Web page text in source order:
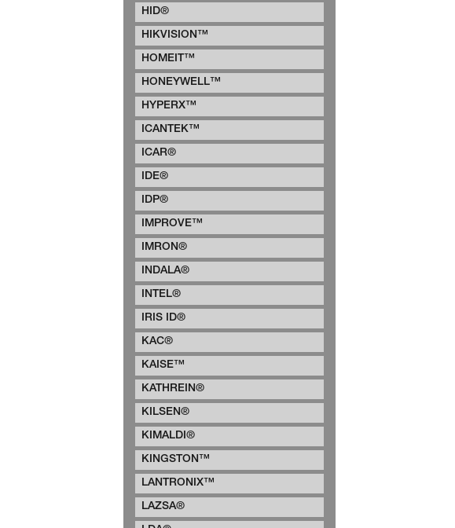
HID®
HIKVISION™
HOMEIT™
HONEYWELL™
HYPERX™
ICANTEK™
ICAR®
IDE®
IDP®
IMPROVE™
IMRON®
INDALA®
INTEL®
IRIS ID®
KAC®
KAISE™
KATHREIN®
KILSEN®
KIMALDI®
KINGSTON™
LANTRONIX™
LAZSA®